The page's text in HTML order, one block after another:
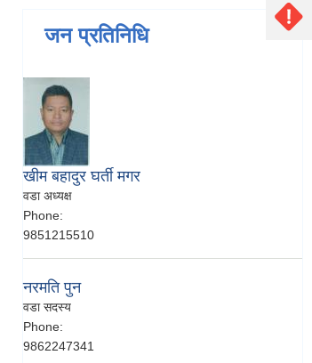
जन प्रतिनिधि
खीम बहादुर घर्ती मगर
वडा अध्यक्ष
Phone:
9851215510
नरमति पुन
वडा सदस्य
Phone:
9862247341